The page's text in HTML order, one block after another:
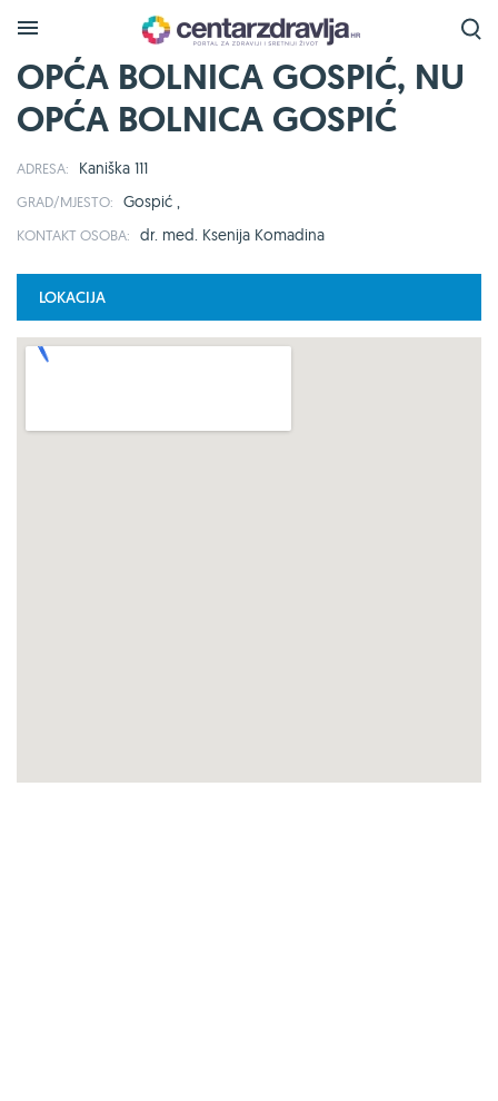
OPĆA BOLNICA GOSPIĆ, NU
OPĆA BOLNICA GOSPIĆ
ADRESA: Kaniška 111
GRAD/MJESTO: Gospić ,
KONTAKT OSOBA: dr. med. Ksenija Komadina
LOKACIJA